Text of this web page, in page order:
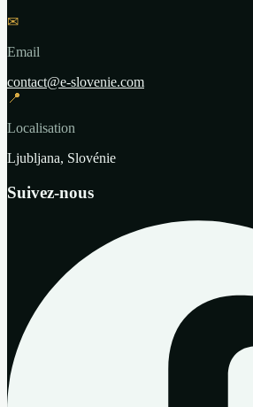
✉
Email
contact@e-slovenie.com
📍
Localisation
Ljubljana, Slovénie
Suivez-nous